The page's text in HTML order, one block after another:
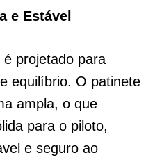
e Estável
projetado para
equilíbrio. O patinete
ampla, o que
para o piloto,
e seguro ao